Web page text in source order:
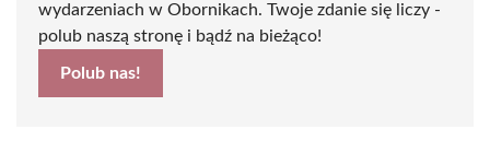
wydarzeniach w Obornikach. Twoje zdanie się liczy -
polub naszą stronę i bądź na bieżąco!
Polub nas!